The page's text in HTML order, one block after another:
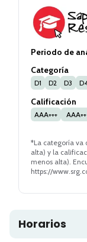
Periodo de
Categoría
D1 D2 D3
Calificación
AAA+++ AAA++
*La categoría va
alta) y la
menos alta).
https://
Horarios